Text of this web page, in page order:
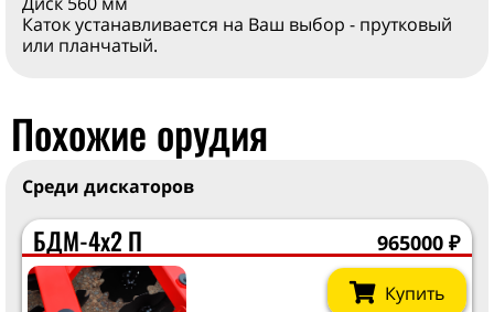
Каток устанавливается на Ваш выбор - прутковый
или планчатый.
Похожие орудия
Среди дискаторов
БДМ-4х2 П 965000 ₽
Купить